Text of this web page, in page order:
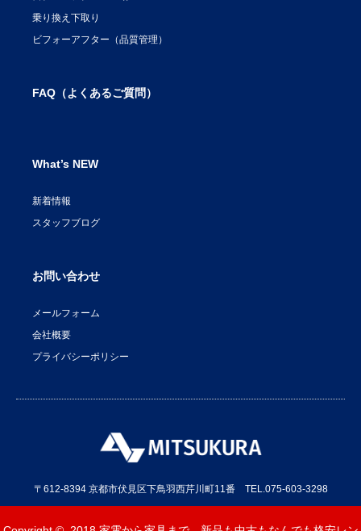
乗り換え下取り
ビフォーアフター（品質管理）
FAQ（よくあるご質問）
What’s NEW
新着情報
スタッフブログ
お問い合わせ
メールフォーム
会社概要
プライバシーポリシー
〒612-8394 京都市伏見区下鳥羽西芹川町11番 TEL.075-603-3298